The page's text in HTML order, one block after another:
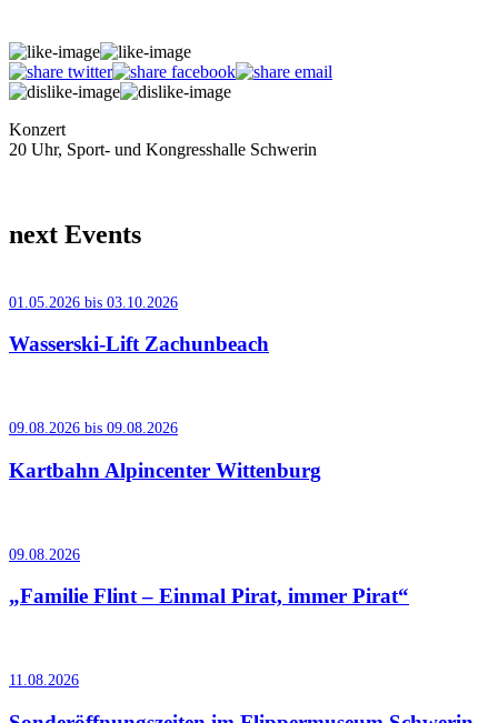
Konzert
20 Uhr, Sport- und Kongresshalle Schwerin
next Events
01.05.2026 bis 03.10.2026
Wasserski-Lift Zachunbeach
09.08.2026 bis 09.08.2026
Kartbahn Alpincenter Wittenburg
09.08.2026
„Familie Flint – Einmal Pirat, immer Pirat“
11.08.2026